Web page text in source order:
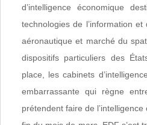
d’intelligence économique
technologies de l’information
aéronautique et marché du
dispositifs particuliers des
place, les cabinets
embarrassante qui règne
prétendent faire de